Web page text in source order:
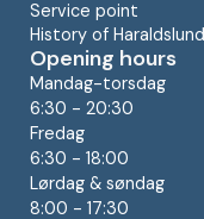
Service point
History of Haraldslund
Opening hours
Mandag-torsdag
6:30 - 20:30
Fredag
6:30 - 18:00
Lørdag & søndag
8:00 - 17:30